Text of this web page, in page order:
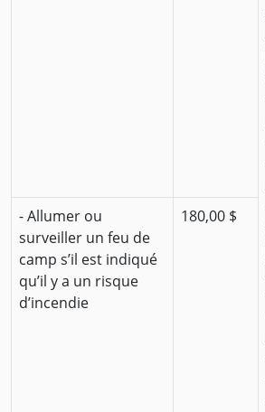
- Allumer ou
surveiller un feu de
camp s’il est indiqué
qu’il y a un risque
d’incendie
180,00 $